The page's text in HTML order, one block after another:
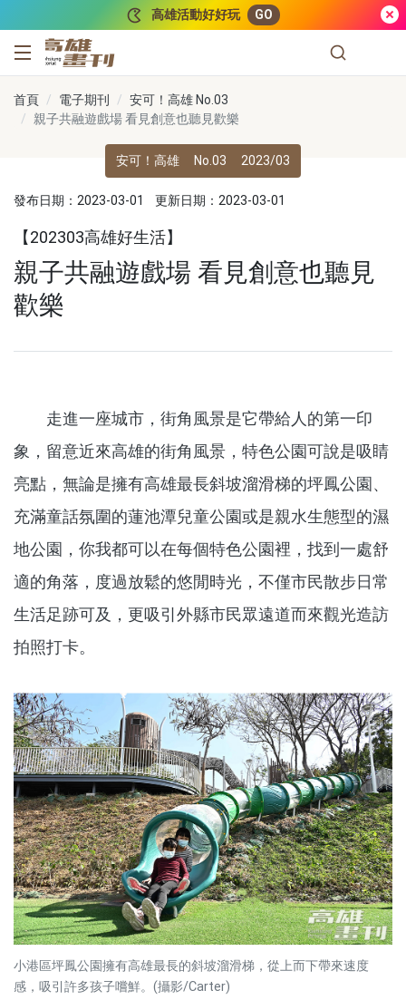
高雄活動好好玩 GO
高雄畫刊
首頁 電子期刊
安可！高雄 No.03
親子共融遊戲場 看見創意也聽見歡樂
安可！高雄 No.03 2023/03
發布日期：2023-03-01 更新日期：2023-03-01
【202303高雄好生活】
親子共融遊戲場 看見創意也聽見
歡樂
走進一座城市，街角風景是它帶給人的第一印
象，留意近來高雄的街角風景，特色公園可說是吸睛
亮點，無論是擁有高雄最長斜坡溜滑梯的坪鳳公園、
充滿童話氛圍的蓮池潭兒童公園或是親水生態型的濕
地公園，你我都可以在每個特色公園裡，找到一處舒
適的角落，度過放鬆的悠閒時光，不僅市民散步日常
生活足跡可及，更吸引外縣市民眾遠道而來觀光造訪
拍照打卡。
小港區坪鳳公園擁有高雄最長的斜坡溜滑梯，從上而下帶來速度
感，吸引許多孩子嚐鮮。(攝影/Carter)